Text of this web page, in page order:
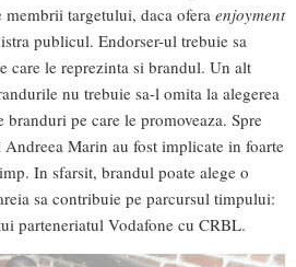
targetului, daca ofera enjoyment
publicul. Endorser-ul trebuie sa
care le reprezinta si brandul. Un alt
nu trebuie sa-l omita la alegerea
pe care le promoveaza. Spre
Marin au fost implicate in foarte
In sfarsit, brandul poate alege o
sa contribuie pe parcursul timpului:
parteneriatul Vodafone cu CRBL.